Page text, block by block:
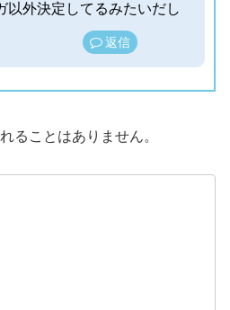
以外決定してるみたいだし
返信
ることはありません。